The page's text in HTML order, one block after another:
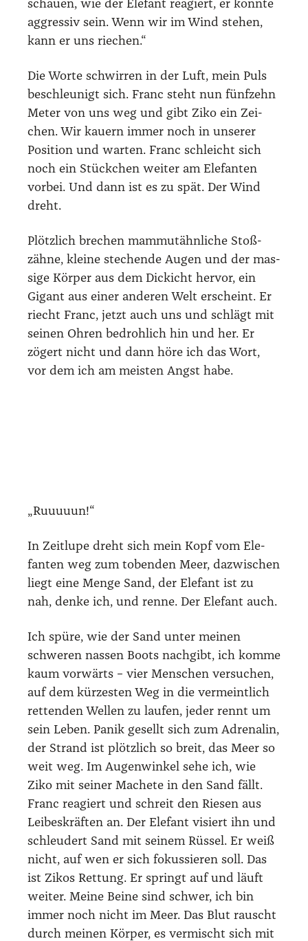
schau­en, wie der Ele­fant reagiert, er könn­te
aggres­siv sein. Wenn wir im Wind ste­hen,
kann er uns rie­chen.“
Die Wor­te schwir­ren in der Luft, mein Puls
beschleu­nigt sich. Franc steht nun fünf­zehn
Meter von uns weg und gibt Ziko ein Zei­
chen. Wir kau­ern immer noch in unse­rer
Posi­ti­on und war­ten. Franc schleicht sich
noch ein Stück­chen wei­ter am Ele­fan­ten
vor­bei. Und dann ist es zu spät. Der Wind
dreht.
Plötz­lich bre­chen mam­mut­ähn­li­che Stoß­
zäh­ne, klei­ne ste­chen­de Augen und der mas­
si­ge Kör­per aus dem Dickicht her­vor, ein
Gigant aus einer ande­ren Welt erscheint. Er
riecht Franc, jetzt auch uns und schlägt mit
sei­nen Ohren bedroh­lich hin und her. Er
zögert nicht und dann höre ich das Wort,
vor dem ich am meis­ten Angst habe.
„Ruuuuun!“
In Zeit­lu­pe dreht sich mein Kopf vom Ele­
fan­ten weg zum toben­den Meer, dazwi­schen
liegt eine Men­ge Sand, der Ele­fant ist zu
nah, den­ke ich, und ren­ne. Der Ele­fant auch.
Ich spü­re, wie der Sand unter mei­nen
schwe­ren nas­sen Boots nach­gibt, ich kom­me
kaum vor­wärts – vier Men­schen ver­su­chen,
auf dem kür­zes­ten Weg in die ver­meint­lich
ret­ten­den Wel­len zu lau­fen, jeder rennt um
sein Leben. Panik gesellt sich zum Adre­na­lin,
der Strand ist plötz­lich so breit, das Meer so
weit weg. Im Augen­win­kel sehe ich, wie
Ziko mit sei­ner Mache­te in den Sand fällt.
Franc reagiert und schreit den Rie­sen aus
Lei­bes­kräf­ten an. Der Ele­fant visiert ihn und
schleu­dert Sand mit sei­nem Rüs­sel. Er weiß
nicht, auf wen er sich fokus­sie­ren soll. Das
ist Zikos Ret­tung. Er springt auf und läuft
wei­ter. Mei­ne Bei­ne sind schwer, ich bin
immer noch nicht im Meer. Das Blut rauscht
durch mei­nen Kör­per, es ver­mischt sich mit